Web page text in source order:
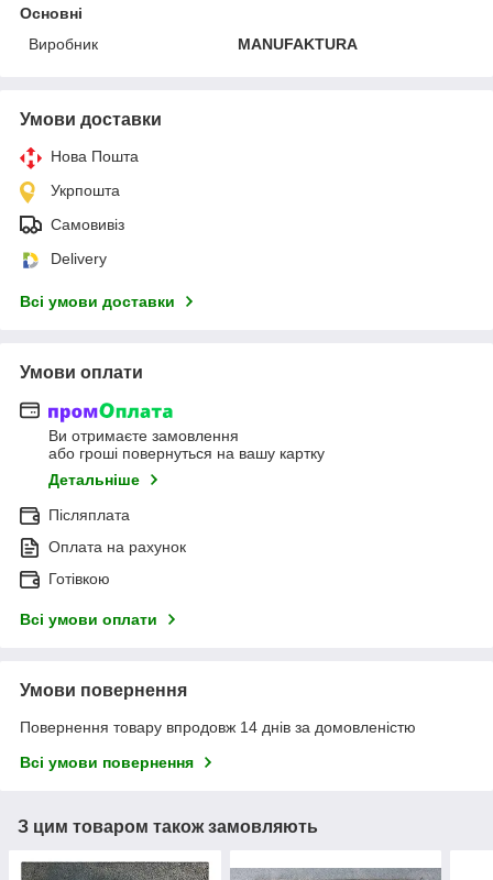
Основні
Виробник
MANUFAKTURA
Умови доставки
Нова Пошта
Укрпошта
Самовивіз
Delivery
Всі умови доставки
Умови оплати
Ви отримаєте замовлення
або гроші повернуться на вашу картку
Детальніше
Післяплата
Оплата на рахунок
Готівкою
Всі умови оплати
Умови повернення
Повернення товару впродовж 14 днів за домовленістю
Всі умови повернення
З цим товаром також замовляють